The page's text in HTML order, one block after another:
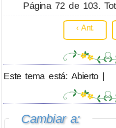
Página 72 de 103.
‹ Ant.
Este tema está: Abierto |
Cambiar a: